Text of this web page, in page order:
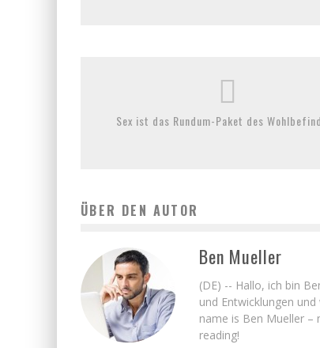
Sex ist das Rundum-Paket des
ÜBER DEN AUTOR
Ben Mueller
(DE) -- Hallo, ich bin
und Entwicklungen
name is Ben Mueller –
reading!